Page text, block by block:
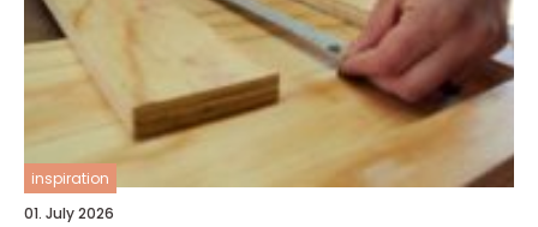
inspiration
01. July 2026